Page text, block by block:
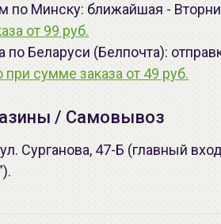
по Минску: ближайшая -
от 99 руб.
по Беларуси (Белпочта):
при сумме заказа от 49 руб.
/ Самовывоз
Сурганова, 47-Б (главный